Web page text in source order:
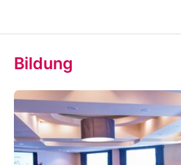
Bildung